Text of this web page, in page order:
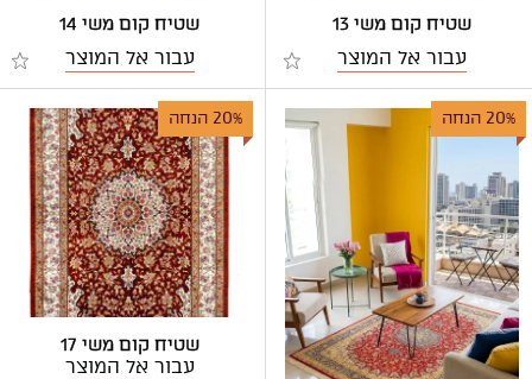
שטיח קום משי 13
עבור אל המוצר
שטיח קום משי 14
עבור אל המוצר
20% הנחה 20% הנחה
שטיח קום משי 17
עבור אל המוצר